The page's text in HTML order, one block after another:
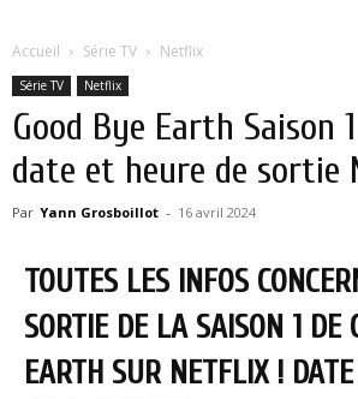
Accueil Série TV Netflix
Série TV Netflix
Good Bye Earth Saison
date et heure de sortie
Par Yann Grosboillot - 16 avril 2024
TOUTES LES INFOS
SORTIE DE LA SAISON 1 DE
EARTH SUR NETFLIX !